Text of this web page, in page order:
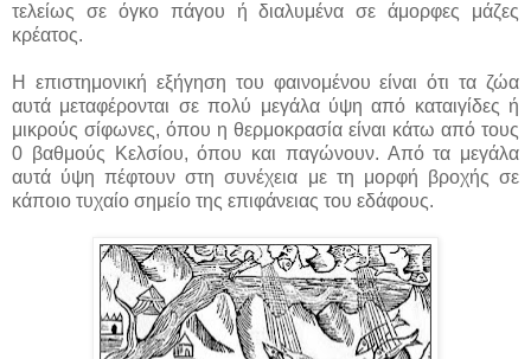
τελείως σε όγκο πάγου ή διαλυμένα σε άμορφες μάζες
κρέατος.
Η επιστημονική εξήγηση του φαινομένου είναι ότι τα ζώα
αυτά μεταφέρονται σε πολύ μεγάλα ύψη από καταιγίδες ή
μικρούς σίφωνες, όπου η θερμοκρασία είναι κάτω από τους
0 βαθμούς Κελσίου, όπου και παγώνουν. Από τα μεγάλα
αυτά ύψη πέφτουν στη συνέχεια με τη μορφή βροχής σε
κάποιο τυχαίο σημείο της επιφάνειας του εδάφους.